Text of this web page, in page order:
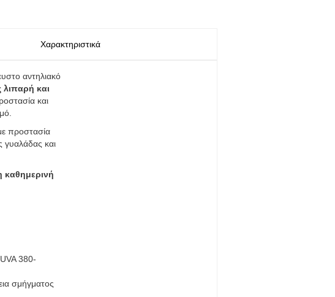
Χαρακτηριστικά
αντηλιακό
λιπαρή και
και
προστασία
γυαλάδας και
καθημερινή
380-
σμήγματος